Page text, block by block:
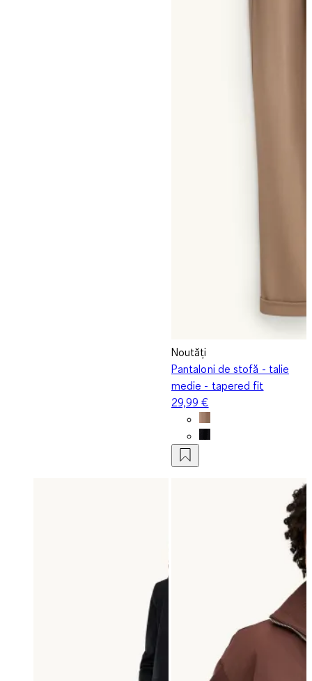
Noutăți
Pantaloni de stofă - talie
medie - tapered fit
29,99 €